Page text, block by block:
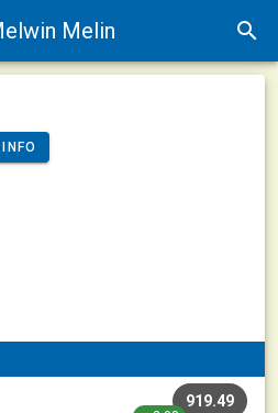
Melin
INFO
919.49